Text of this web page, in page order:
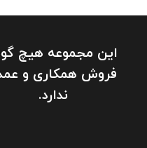
این مجموعه هیچ
فروش همکاری و
ندارد.